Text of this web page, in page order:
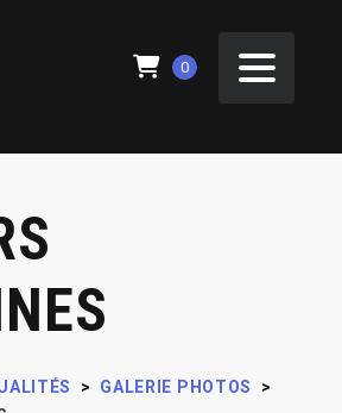
0
> GALERIE PHOTOS
>